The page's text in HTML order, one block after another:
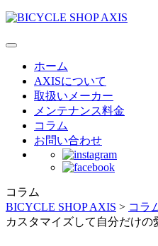
ホーム
AXISについて
取扱いメーカー
メンテナンス料金
コラム
お問い合わせ
コラム
BICYCLE SHOP AXIS > コラ
カスタマイズして自分だけの